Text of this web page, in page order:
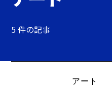
5 件の記事
アート